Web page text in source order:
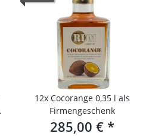
12x Cocorange 0,35 l als
Firmengeschenk
285,00 € *